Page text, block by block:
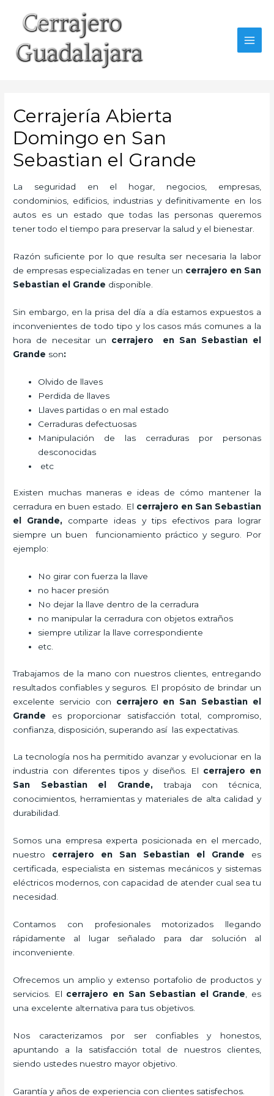
contenido
Cerrajería Abierta
Domingo en San
Sebastian el Grande
La seguridad en el hogar, negocios, empresas,
condominios, edificios, industrias y definitivamente en los
autos es un estado que todas las personas queremos
tener todo el tiempo para preservar la salud y el bienestar.
Razón suficiente por lo que resulta ser necesaria la labor
de empresas especializadas en tener un cerrajero en San
Sebastian el Grande disponible.
Sin embargo, en la prisa del día a día estamos expuestos a
inconvenientes de todo tipo y los casos más comunes a la
hora de necesitar un cerrajero en San Sebastian el
Grande son:
Olvido de llaves
Perdida de llaves
Llaves partidas o en mal estado
Cerraduras defectuosas
Manipulación de las cerraduras por personas
desconocidas
etc
Existen muchas maneras e ideas de cómo mantener la
cerradura en buen estado. El cerrajero en San Sebastian
el Grande, comparte ideas y tips efectivos para lograr
siempre un buen funcionamiento práctico y seguro. Por
ejemplo:
No girar con fuerza la llave
no hacer presión
No dejar la llave dentro de la cerradura
no manipular la cerradura con objetos extraños
siempre utilizar la llave correspondiente
etc.
Trabajamos de la mano con nuestros clientes, entregando
resultados confiables y seguros. El propósito de brindar un
excelente servicio con cerrajero en San Sebastian el
Grande es proporcionar satisfacción total, compromiso,
confianza, disposición, superando así las expectativas.
La tecnología nos ha permitido avanzar y evolucionar en la
industria con diferentes tipos y diseños. El cerrajero en
San Sebastian el Grande,trabaja con técnica,
conocimientos, herramientas y materiales de alta calidad y
durabilidad.
Somos una empresa experta posicionada en el mercado,
nuestro cerrajero en San Sebastian el Grande es
certificada, especialista en sistemas mecánicos y sistemas
eléctricos modernos, con capacidad de atender cual sea tu
necesidad.
Contamos con profesionales motorizados llegando
rápidamente al lugar señalado para dar solución al
inconveniente.
Ofrecemos un amplio y extenso portafolio de productos y
servicios. El cerrajero en San Sebastian el Grande , es
una excelente alternativa para tus objetivos.
Nos caracterizamos por ser confiables y honestos,
apuntando a la satisfacción total de nuestros clientes,
siendo ustedes nuestro mayor objetivo.
Garantía y años de experiencia con clientes satisfechos.